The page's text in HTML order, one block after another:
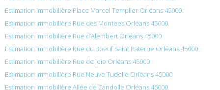
Estimation immobilière Place Marcel Templier Orléans 45000
Estimation immobilière Rue des Montees Orléans 45000
Estimation immobilière Rue d’Alembert Orléans 45000
Estimation immobilière Rue du Boeuf Saint Paterne Orléans 45000
Estimation immobilière Rue de Joie Orléans 45000
Estimation immobilière Rue Neuve Tudelle Orléans 45000
Estimation immobilière Allée de Candolle Orléans 45000